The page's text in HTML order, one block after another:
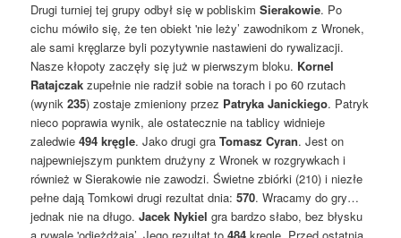
Drugi turniej tej grupy odbył się w pobliskimSierakowie. Po
cichu mówiło się, że ten obiekt 'nie leży’ zawodnikom z Wronek,
ale sami kręglarze byli pozytywnie nastawieni do rywalizacji.
Nasze kłopoty zaczęły się już w pierwszym bloku. Kornel
Ratajczak zupełnie nie radził sobie na torach i po 60 rzutach
(wynik235) zostaje zmieniony przez Patryka Janickiego. Patryk
nieco poprawia wynik, ale ostatecznie na tablicy widnieje
zaledwie494 kręgle. Jako drugi graTomasz Cyran. Jest on
najpewniejszym punktem drużyny z Wronek w rozgrywkach i
również w Sierakowie nie zawodzi. Świetne zbiórki (210) i niezłe
pełne dają Tomkowi drugi rezultat dnia: 570. Wracamy do gry…
jednak nie na długo.Jacek Nykiel gra bardzo słabo, bez błysku